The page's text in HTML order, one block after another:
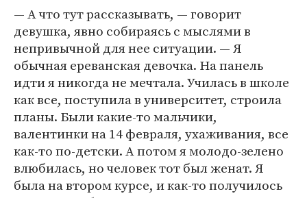
— А что тут рассказывать, — говорит
девушка, явно собираясь с мыслями в
непривычной для нее ситуации. — Я
обычная ереванская девочка. На панель
идти я никогда не мечтала. Училась в школе
как все, поступила в университет, строила
планы. Были какие-то мальчики,
валентинки на 14 февраля, ухаживания, все
как-то по-детски. А потом я молодо-зелено
влюбилась, но человек тот был женат. Я
была на втором курсе, и как-то получилось